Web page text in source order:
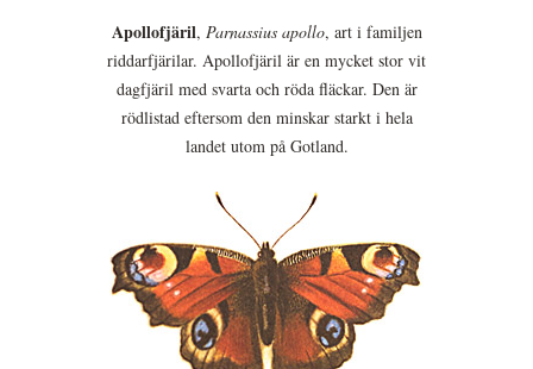
Apollofjäril, Parnassius apollo, art i familjen
riddarfjärilar. Apollofjäril är en mycket stor vit
dagfjäril med svarta och röda fläckar. Den är
rödlistad eftersom den minskar starkt i hela
landet utom på Gotland.